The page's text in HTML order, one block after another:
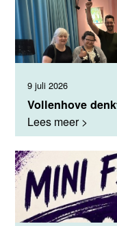
Vollenhove
9 juli 2026
Lees meer >